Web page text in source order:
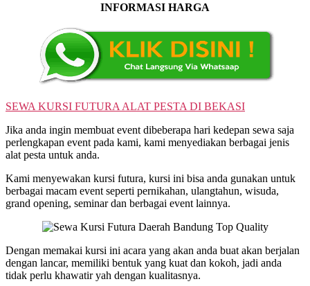
INFORMASI HARGA
SEWA KURSI FUTURA ALAT PESTA DI BEKASI
Jika anda ingin membuat event dibeberapa hari kedepan sewa saja
perlengkapan event pada kami, kami menyediakan berbagai jenis
alat pesta untuk anda.
Kami menyewakan kursi futura, kursi ini bisa anda gunakan untuk
berbagai macam event seperti pernikahan, ulangtahun, wisuda,
grand opening, seminar dan berbagai event lainnya.
Dengan memakai kursi ini acara yang akan anda buat akan berjalan
dengan lancar, memiliki bentuk yang kuat dan kokoh, jadi anda
tidak perlu khawatir yah dengan kualitasnya.